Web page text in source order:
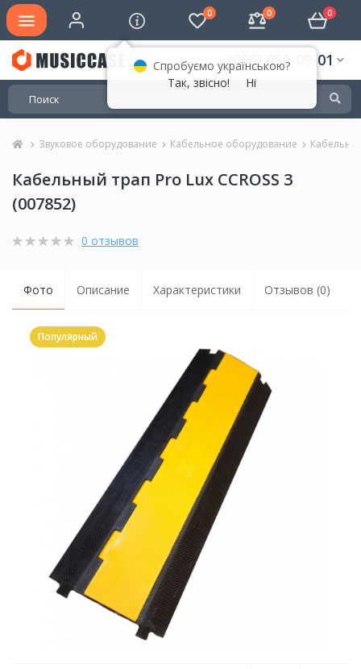
0 0 0
(066) 050-09-01
Звуковое оборудование Кабельное оборудование
Кабельный трап Pro Lux CCROSS 3
(007852)
0 отзывов
Фото Описание Характеристики Отзывов (0)
Популярный
Спробуємо українською?
Так, звісно!
Ні